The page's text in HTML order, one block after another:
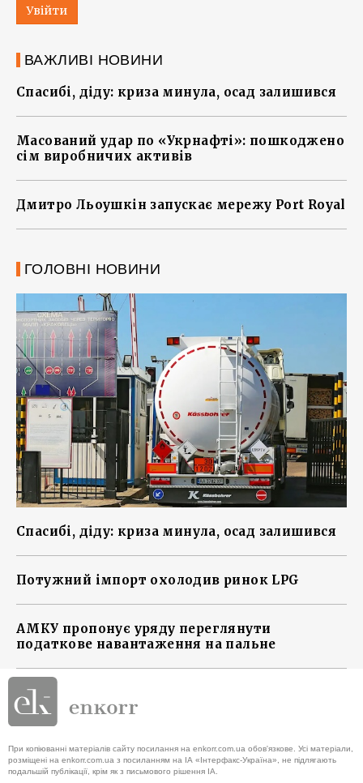
Увійти
ВАЖЛИВІ НОВИНИ
Спасибі, діду: криза минула, осад залишився
Масований удар по «Укрнафті»: пошкоджено
сім виробничих активів
Дмитро Льоушкін запускає мережу Port Royal
ГОЛОВНІ НОВИНИ
Спасибі, діду: криза минула, осад залишився
Потужний імпорт охолодив ринок LPG
АМКУ пропонує уряду переглянути
податкове навантаження на пальне
При копіюванні матеріалів сайту посилання на enkorr.com.ua обов'язкове. Усі матеріали,
розміщені на enkorr.com.ua з посиланням на ІА «Інтерфакс-Україна», не підлягають
подальшій публікації, крім як з письмового рішення ІА.